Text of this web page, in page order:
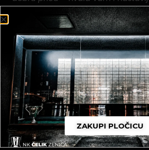
Istovremeno, NK “Čelik“
revitalizaciju svog poslovanja
sportske ali iposlovne aktivnosti
Mlada ekipa ima potencijal za
buduće transfere u druge
zainteresovani partneri mogu
NK “Čelik“ putem sponzorskih
Poslovnom saradnjom sa
šampionom i dolaskom na
najdirektnije podržava rad kluba.
klub, jači od svih!
ZAKUPI PLOČICU